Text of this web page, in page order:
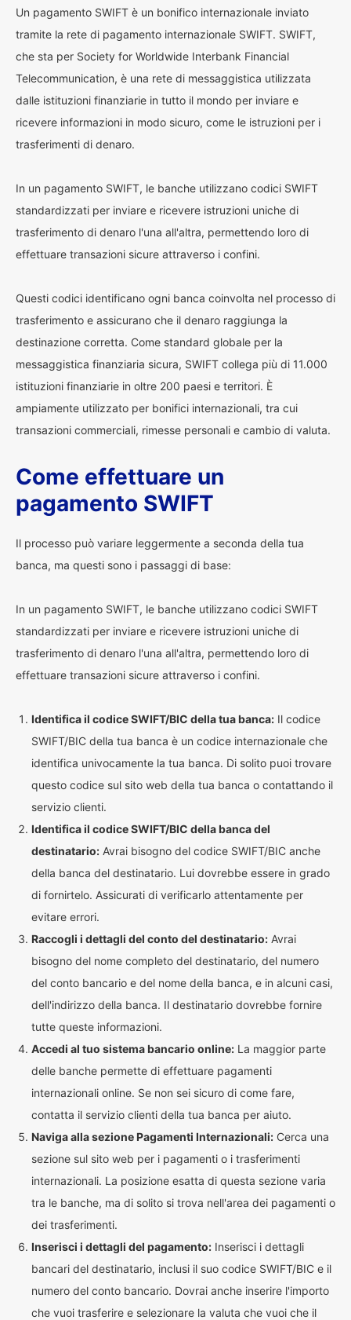
Un pagamento SWIFT è un bonifico internazionale inviato
tramite la rete di pagamento internazionale SWIFT. SWIFT,
che sta per Society for Worldwide Interbank Financial
Telecommunication, è una rete di messaggistica utilizzata
dalle istituzioni finanziarie in tutto il mondo per inviare e
ricevere informazioni in modo sicuro, come le istruzioni per i
trasferimenti di denaro.
In un pagamento SWIFT, le banche utilizzano codici SWIFT
standardizzati per inviare e ricevere istruzioni uniche di
trasferimento di denaro l'una all'altra, permettendo loro di
effettuare transazioni sicure attraverso i confini.
Questi codici identificano ogni banca coinvolta nel processo di
trasferimento e assicurano che il denaro raggiunga la
destinazione corretta. Come standard globale per la
messaggistica finanziaria sicura, SWIFT collega più di 11.000
istituzioni finanziarie in oltre 200 paesi e territori. È
ampiamente utilizzato per bonifici internazionali, tra cui
transazioni commerciali, rimesse personali e cambio di valuta.
Come effettuare un
pagamento SWIFT
Il processo può variare leggermente a seconda della tua
banca, ma questi sono i passaggi di base:
In un pagamento SWIFT, le banche utilizzano codici SWIFT
standardizzati per inviare e ricevere istruzioni uniche di
trasferimento di denaro l'una all'altra, permettendo loro di
effettuare transazioni sicure attraverso i confini.
Identifica il codice SWIFT/BIC della tua banca: Il codice
SWIFT/BIC della tua banca è un codice internazionale che
identifica univocamente la tua banca. Di solito puoi trovare
questo codice sul sito web della tua banca o contattando il
servizio clienti.
Identifica il codice SWIFT/BIC della banca del
destinatario: Avrai bisogno del codice SWIFT/BIC anche
della banca del destinatario. Lui dovrebbe essere in grado
di fornirtelo. Assicurati di verificarlo attentamente per
evitare errori.
Raccogli i dettagli del conto del destinatario: Avrai
bisogno del nome completo del destinatario, del numero
del conto bancario e del nome della banca, e in alcuni casi,
dell'indirizzo della banca. Il destinatario dovrebbe fornire
tutte queste informazioni.
Accedi al tuo sistema bancario online: La maggior parte
delle banche permette di effettuare pagamenti
internazionali online. Se non sei sicuro di come fare,
contatta il servizio clienti della tua banca per aiuto.
Naviga alla sezione Pagamenti Internazionali: Cerca una
sezione sul sito web per i pagamenti o i trasferimenti
internazionali. La posizione esatta di questa sezione varia
tra le banche, ma di solito si trova nell'area dei pagamenti o
dei trasferimenti.
Inserisci i dettagli del pagamento: Inserisci i dettagli
bancari del destinatario, inclusi il suo codice SWIFT/BIC e il
numero del conto bancario. Dovrai anche inserire l'importo
che vuoi trasferire e selezionare la valuta che vuoi che il